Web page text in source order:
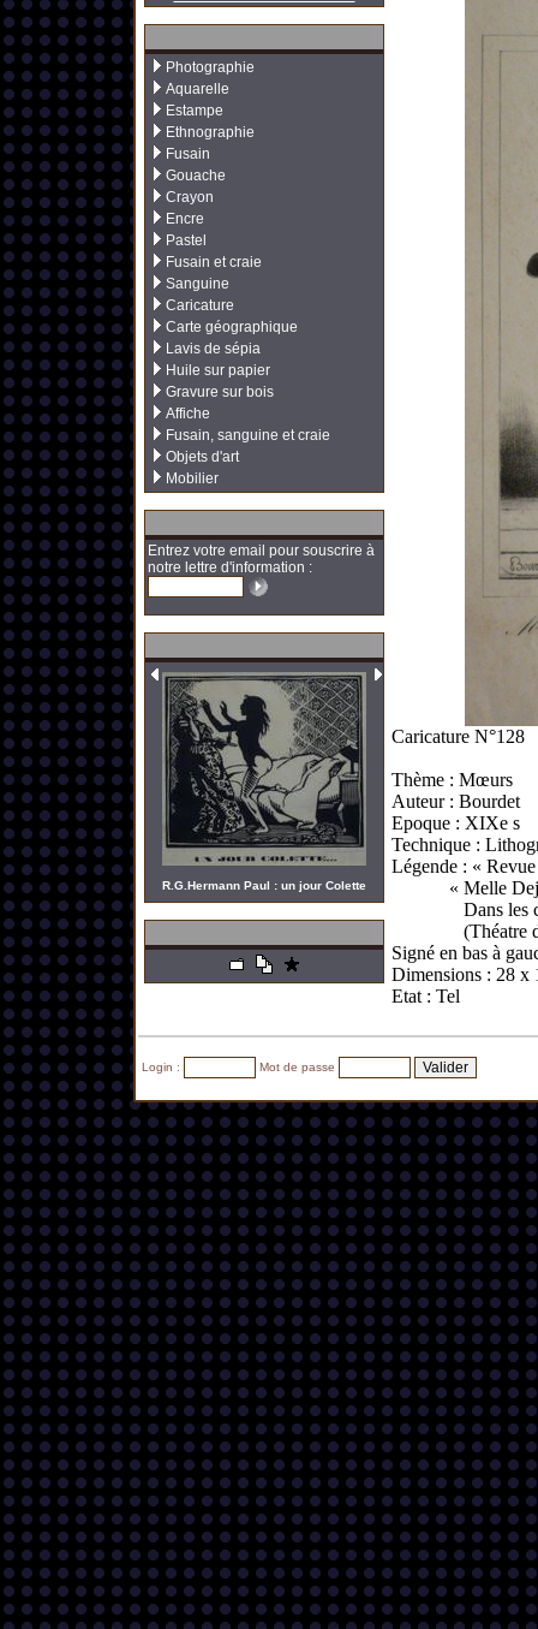
Photographie
Aquarelle
Estampe
Ethnographie
Fusain
Gouache
Crayon
Encre
Pastel
Fusain et craie
Sanguine
Caricature
Carte géographique
Lavis de sépia
Huile sur papier
Gravure sur bois
Affiche
Fusain, sanguine et craie
Objets d'art
Mobilier
Entrez votre email pour souscrire à
notre lettre d'information :
R.G.Hermann Paul : un jour Colette
Caricature N°128
Thème : Mœurs
Auteur : Bourdet
Epoque : XIXe s
Technique :
Légende : «
« Melle
Dans les
(Théatre
Signé en bas à
Dimensions : 28 x
Etat : Tel
Login : Mot de passe